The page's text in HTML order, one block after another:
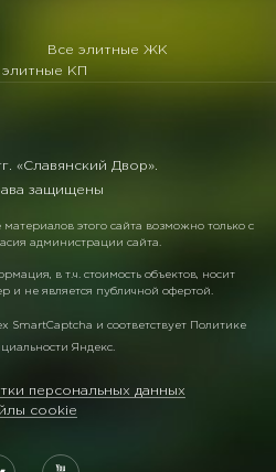
Все элитные ЖК
элитные КП
«Славянский Двор».
защищены
этого сайта возможно только с
администрации сайта.
в т.ч. стоимость объектов, носит
и не является публичной офертой.
SmartCaptcha и соответствует Политике
Яндекс.
персональных данных
cookie